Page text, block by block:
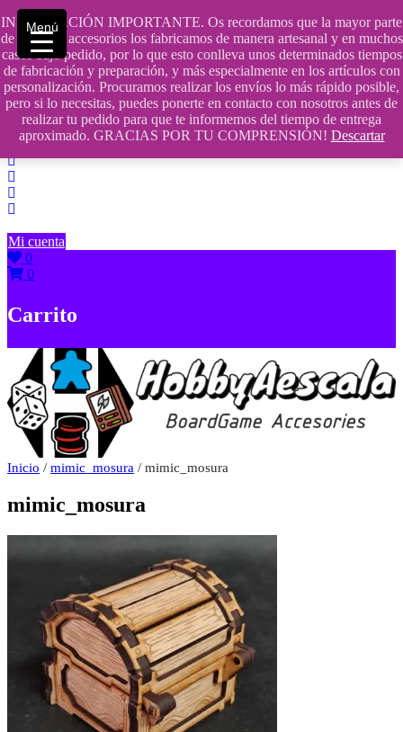
INFORMACIÓN IMPORTANTE. Os recordamos que la mayor parte
de nuestros accesorios los fabricamos de manera artesanal y en muchos
casos bajo pedido, por lo que esto conlleva unos determinados tiempos
de fabricación y preparación, y más especialmente en los artículos con
personalización. Procuramos realizar los envíos lo más rápido posible,
pero si lo necesitas, puedes ponerte en contacto con nosotros antes de
realizar tu pedido para que te informemos del tiempo de entrega
aproximado. GRACIAS POR TU COMPRENSIÓN! Descartar
Saltar
contenido
609241475 SOLO DE 10:00 a 14:00
info@hobbyaescala.com
San Fernando de Henares
10:00 - 14:00
Mi cuenta
0
0
Carrito
Inicio / mimic_mosura / mimic_mosura
mimic_mosura
Menú